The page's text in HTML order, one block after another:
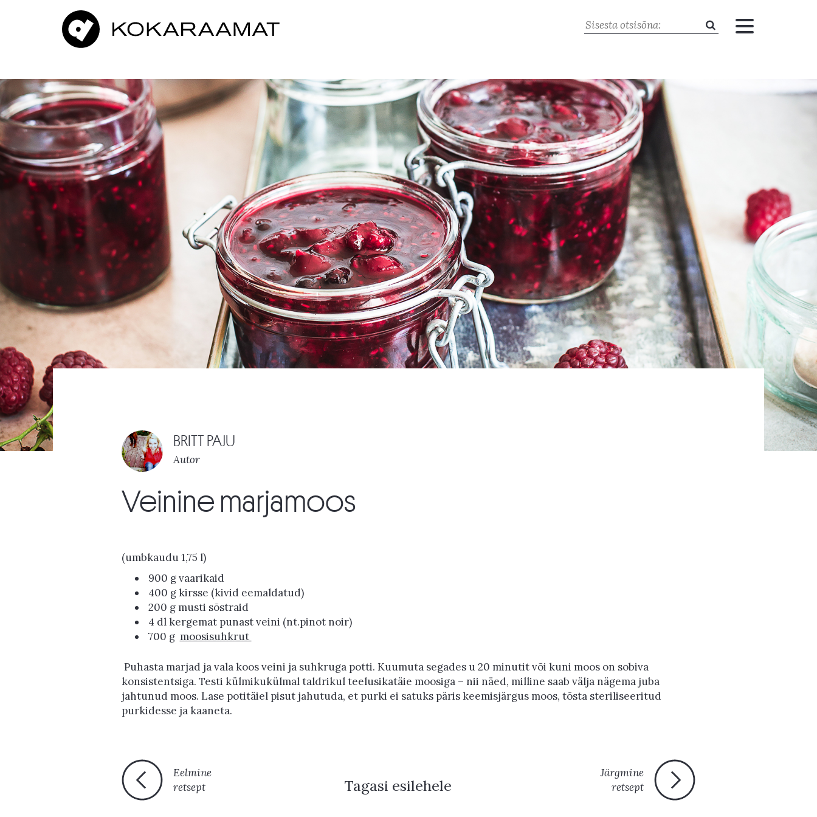
BRITT PAJU
Autor
Veinine marjamoos
(umbkaudu 1,75 l)
900 g vaarikaid
400 g kirsse (kivid eemaldatud)
200 g musti sõstraid
4 dl kergemat punast veini (nt.pinot noir)
700 g moosisuhkrut
Puhasta marjad ja vala koos veini ja suhkruga potti. Kuumuta segades u 20 minutit või kuni moos on sobiva
konsistentsiga. Testi külmikukülmal taldrikul teelusikatäie moosiga – nii näed, milline saab välja nägema juba
jahtunud moos. Lase potitäiel pisut jahutuda, et purki ei satuks päris keemisjärgus moos, tõsta steriliseeritud
purkidesse ja kaaneta.
Eelmine
retsept
Järgmine
retsept
Tagasi esilehele